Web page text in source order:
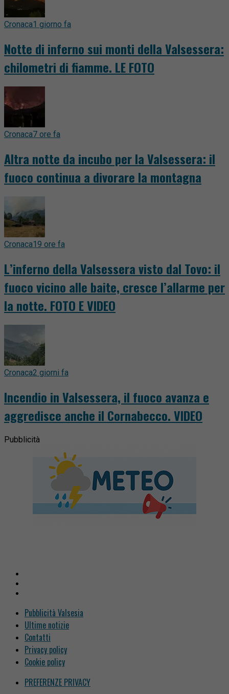
Cronaca1 giorno fa
Notte di inferno sui monti della Valsessera:
chilometri di fiamme. LE FOTO
Cronaca7 ore fa
Altra notte da incubo per la Valsessera: il
fuoco continua a divorare la montagna
Cronaca19 ore fa
L’inferno della Valsessera visto dal Tovo: il
fuoco vicino alle baite, cresce l’allarme per
la notte. FOTO E VIDEO
Cronaca2 giorni fa
Incendio in Valsessera, il fuoco avanza e
aggredisce anche il Cornabecco. VIDEO
Pubblicità
Pubblicità Valsesia
Ultime notizie
Contatti
Privacy policy
Cookie policy
PREFERENZE PRIVACY